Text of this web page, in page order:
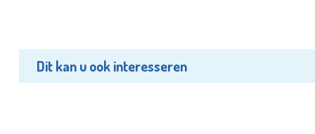
Dit kan u ook interesseren